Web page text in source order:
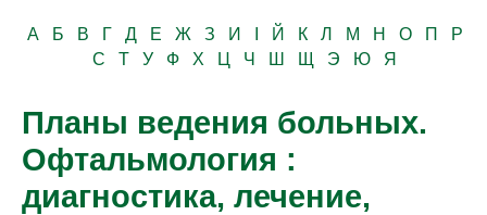
А Б В Г Д Е Ж З И Й К Л М Н О П
Р
С
Т У Ф Х Ц Ч Ш Щ Э Ю Я
Планы ведения больных.
Офтальмология :
диагностика, лечение,